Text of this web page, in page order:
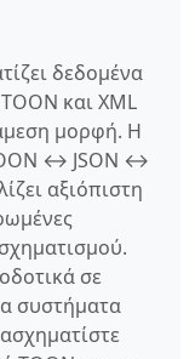
δεδομένα
και XML
μορφή. Η
↔ JSON ↔
αξιόπιστη
σε
συστήματα